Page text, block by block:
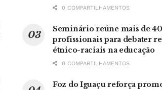
0 COMPARTILHAMENTOS
Seminário reúne mais de
profissionais para debater
étnico-raciais na educação
0 COMPARTILHAMENTOS
Foz do Iguaçu reforça